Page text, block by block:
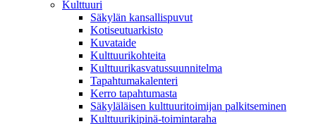
Kulttuuri
Säkylän kansallispuvut
Kotiseutuarkisto
Kuvataide
Kulttuurikohteita
Kulttuurikasvatussuunnitelma
Tapahtumakalenteri
Kerro tapahtumasta
Säkyläläisen kulttuuritoimijan palkitseminen
Kulttuurikipinä-toimintaraha